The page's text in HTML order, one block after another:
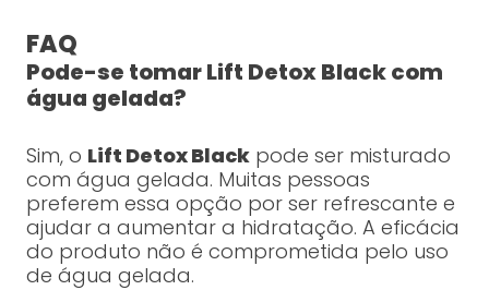
FAQ
Pode-se tomar Lift Detox Black com
água gelada?
Sim, o Lift Detox Blackpode ser misturado
com água gelada. Muitas pessoas
preferem essa opção por ser refrescante e
ajudar a aumentar a hidratação. A eficácia
do produto não é comprometida pelo uso
de água gelada.